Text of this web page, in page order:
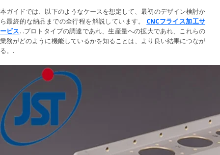
本ガイドでは、以下のようなケースを想定して、最初のデザイン検討か
ら最終的な納品までの全行程を解説しています。 CNCフライス加工サ
ービス. .プロトタイプの調達であれ、生産量への拡大であれ、これらの
業務がどのように機能しているかを知ることは、より良い結果につなが
る。.